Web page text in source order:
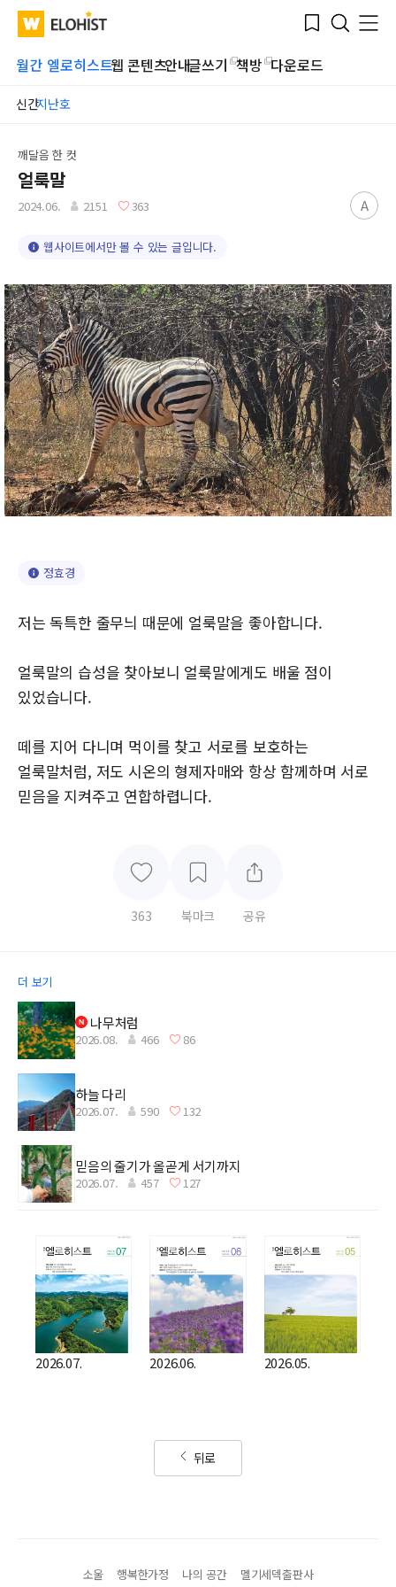
WATV Elohist-
Home
Bookmark
Search
Menu
월간 엘로히스트웹 콘텐츠안내글쓰기 책방 다운로드
신간지난호
Submit
깨달음 한 컷
얼룩말
2024.06. 2151 363 A
웹사이트에서만 볼 수 있는 글입니다.
정효경
저는 독특한 줄무늬 때문에 얼룩말을 좋아합니다.
얼룩말의 습성을 찾아보니 얼룩말에게도 배울 점이
있었습니다.
떼를 지어 다니며 먹이를 찾고 서로를 보호하는
얼룩말처럼, 저도 시온의 형제자매와 항상 함께하며 서로
믿음을 지켜주고 연합하렵니다.
363 북마크 공유
더 보기
나무처럼
2026.08. 466 86
하늘 다리
2026.07. 590 132
믿음의 줄기가 올곧게 서기까지
2026.07. 457 127
2026.07. 2026.06. 2026.05.
뒤로
소울 행복한가정 나의 공간 멜기세덱출판사